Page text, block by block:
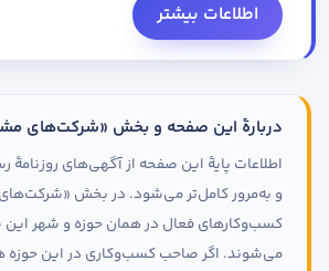
اطلاعات بیشتر
دربارهٔ این صفحه و بخش «شرکت‌های
اطلاعات پایهٔ این صفحه از آگهی‌های
و به‌مرور کامل‌تر می‌شود. در بخش «شرکت‌های
کسب‌وکارهای فعال در همان حوزه و شهر
می‌شوند. اگر صاحب کسب‌وکاری در این حوزه